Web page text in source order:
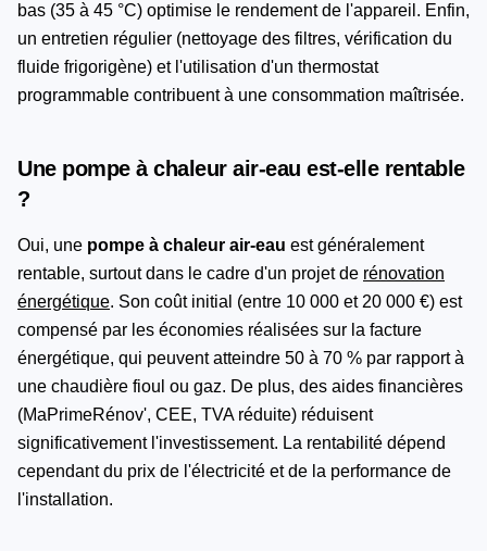
bas (35 à 45 °C) optimise le rendement de l'appareil. Enfin,
un entretien régulier (nettoyage des filtres, vérification du
fluide frigorigène) et l'utilisation d'un thermostat
programmable contribuent à une consommation maîtrisée.
Une pompe à chaleur air-eau est-elle rentable
?
Oui, une pompe à chaleur air-eau est généralement
rentable, surtout dans le cadre d'un projet de rénovation
énergétique. Son coût initial (entre 10 000 et 20 000 €) est
compensé par les économies réalisées sur la facture
énergétique, qui peuvent atteindre 50 à 70 % par rapport à
une chaudière fioul ou gaz. De plus, des aides financières
(MaPrimeRénov', CEE, TVA réduite) réduisent
significativement l'investissement. La rentabilité dépend
cependant du prix de l'électricité et de la performance de
l'installation.